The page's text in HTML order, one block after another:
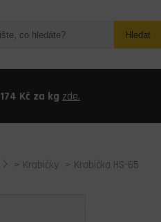
Hledat
174 Kč za kg zde.
> Krabičky > Krabička HS-65